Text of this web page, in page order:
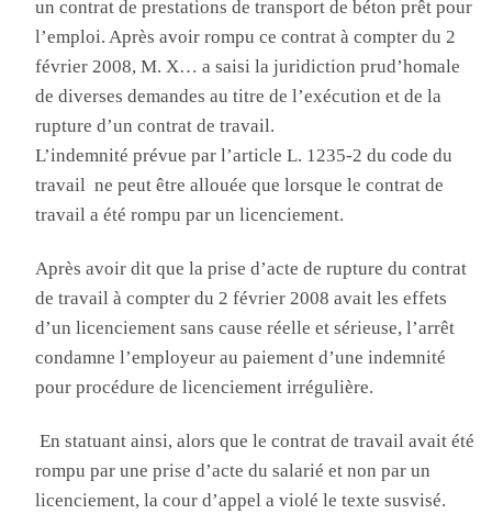
un contrat de prestations de transport de béton prêt pour
l’emploi. Après avoir rompu ce contrat à compter du 2
février2008, M. X… a saisi la juridiction prud’homale
de diverses demandes au titre de l’exécution et de la
rupture d’un contrat de travail.
L’indemnité prévue parl’article L. 1235-2 du code du
travail ne peut être allouée que lorsque le contrat de
travail a été rompu par un licenciement.
Après avoir dit que la prise d’acte de rupture du contrat
de travail à compter du 2 février 2008 avait les effets
d’un licenciement sans cause réelle et sérieuse, l’arrêt
condamne l’employeur au paiement d’une indemnité
pour procédure de licenciement irrégulière.
En statuant ainsi, alors que le contrat de travail avait été
rompu par une prise d’acte du salarié et non par un
licenciement, la cour d’appel a violé le texte susvisé.